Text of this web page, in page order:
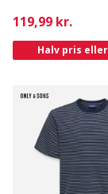
Current
119,99 kr.
Halv pris